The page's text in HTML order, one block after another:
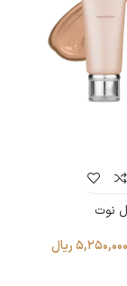
نوت
۵,۲۵۰,۰۰۰ریال